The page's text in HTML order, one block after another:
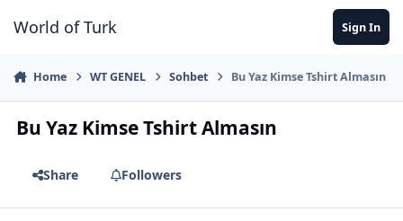
World of Turk Sign In
Home WT GENEL Sohbet Bu Yaz Kimse Tshirt Almasın
Bu Yaz Kimse Tshirt Almasın
Share Followers